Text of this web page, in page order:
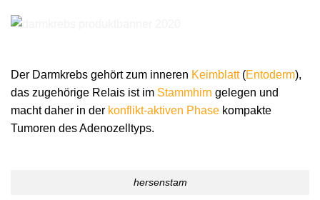
Der Darmkrebs gehört zum inneren Keimblatt(Entoderm),
das zugehörige Relais ist im Stammhirn gelegen und
macht daher in der konflikt-aktiven Phase kompakte
Tumoren des Adenozelltyps.
hersenstam